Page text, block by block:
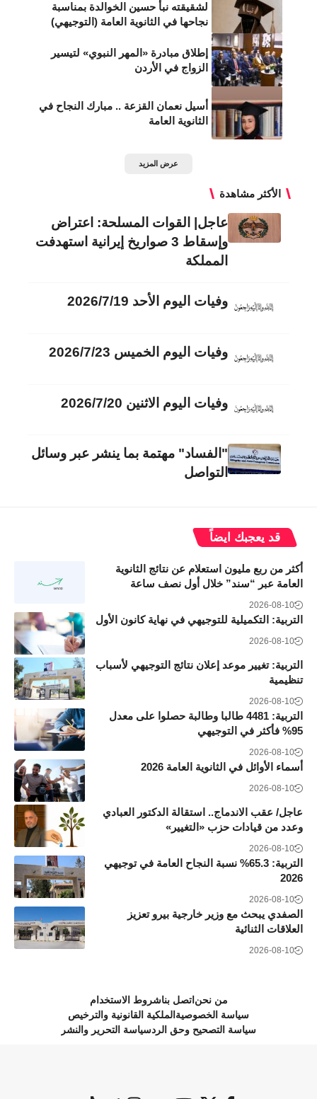
لشقيقته نبأ حسين الخوالدة بمناسبة
نجاحها في الثانوية العامة (التوجيهي)
إطلاق مبادرة «المهر النبوي» لتيسير
الزواج في الأردن
‎أسيل نعمان القزعة .. مبارك النجاح في
الثانوية العامة
عرض المزيد
الأكثر مشاهدة
عاجل| القوات المسلحة: اعتراض
وإسقاط 3 صواريخ إيرانية استهدفت
المملكة
وفيات اليوم الأحد 2026/7/19
وفيات اليوم الخميس 2026/7/23
وفيات اليوم الاثنين 2026/7/20
"الفساد" مهتمة بما ينشر عبر وسائل
التواصل
قد يعجبك ايضاً
أكثر من ربع مليون استعلام عن نتائج الثانوية
العامة عبر “سند” خلال أول نصف ساعة
2026-08-10
التربية: التكميلية للتوجيهي في نهاية كانون الأول
2026-08-10
التربية: تغيير موعد إعلان نتائج التوجيهي لأسباب
تنظيمية
2026-08-10
التربية: 4481 طالبا وطالبة حصلوا على معدل
95% فأكثر في التوجيهي
2026-08-10
أسماء الأوائل في الثانوية العامة 2026
2026-08-10
عاجل/ عقب الاندماج.. استقالة الدكتور العبادي
وعدد من قيادات حزب «التغيير»
2026-08-10
التربية: 65.3% نسبة النجاح العامة في توجيهي
2026
2026-08-10
الصفدي يبحث مع وزير خارجية بيرو تعزيز
العلاقات الثنائية
2026-08-10
من نحن اتصل بناشروط الاستخدام
سياسة الخصوصية الملكية القانونية والترخيص
سياسة التصحيح وحق الردسياسة التحرير والنشر